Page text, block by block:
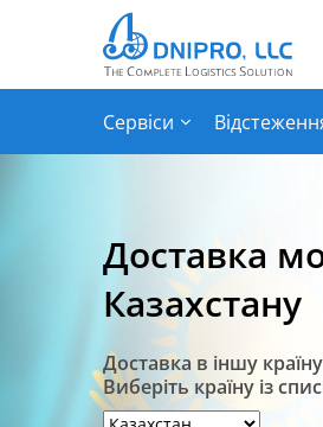
Доставка
Казахстану
Доставка в іншу
Виберіть країну із
Сервіси